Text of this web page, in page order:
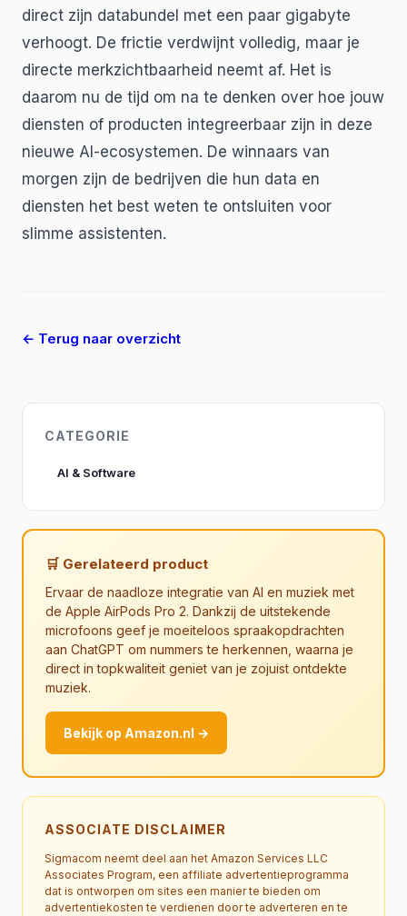
direct zijn databundel met een paar gigabyte
verhoogt. De frictie verdwijnt volledig, maar je
directe merkzichtbaarheid neemt af. Het is
daarom nu de tijd om na te denken over hoe jouw
diensten of producten integreerbaar zijn in deze
nieuwe AI-ecosystemen. De winnaars van
morgen zijn de bedrijven die hun data en
diensten het best weten te ontsluiten voor
slimme assistenten.
← Terug naar overzicht
CATEGORIE
AI & Software
🛒 Gerelateerd product
Ervaar de naadloze integratie van AI en muziek met
de Apple AirPods Pro 2. Dankzij de uitstekende
microfoons geef je moeiteloos spraakopdrachten
aan ChatGPT om nummers te herkennen, waarna je
direct in topkwaliteit geniet van je zojuist ontdekte
muziek.
Bekijk op Amazon.nl →
ASSOCIATE DISCLAIMER
Sigmacom neemt deel aan het Amazon Services LLC
Associates Program, een affiliate advertentieprogramma
dat is ontworpen om sites een manier te bieden om
advertentiekosten te verdienen door te adverteren en te